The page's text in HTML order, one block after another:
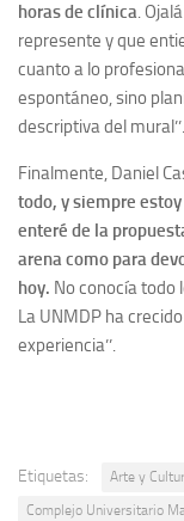
horas de clínica.
represente y que
cuanto a lo
espontáneo, sino
descriptiva del mural’’.
Finalmente, Daniel
todo, y siempre
enteré de la
arena como para
hoy. No conocía todo
La UNMDP ha
experiencia’’.
Etiquetas:
Arte y
Complejo Universitario